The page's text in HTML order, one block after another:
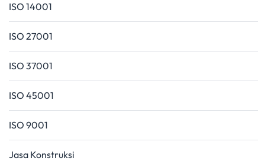
ISO 14001
ISO 27001
ISO 37001
ISO 45001
ISO 9001
Jasa Konstruksi